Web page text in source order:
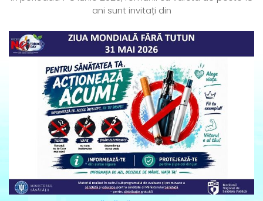
ani sunt invitați din